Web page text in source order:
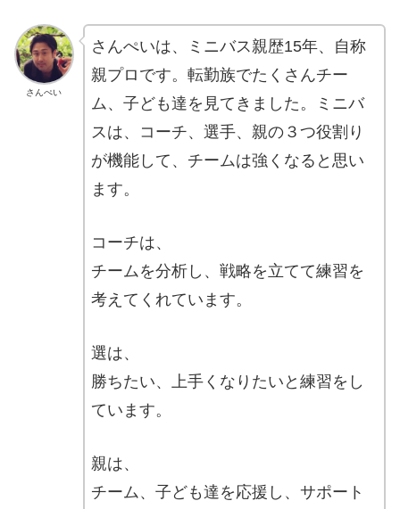
さんぺい
さんぺいは、
ミニバス親歴15年、自称
親プロです。転勤族でたくさんチー
ム、子ども達を見てきました。ミニバ
スは、
コーチ、選手、親の３つ役割り
が機能して、 チームは強くなると思い
ます。
コーチは、
チームを分析し、戦略を立てて練習を
考えてくれています。
選は、
勝ちたい、上手くなりたいと 練習をし
ています。
親は、
チーム、子ども達を応援し、サポート